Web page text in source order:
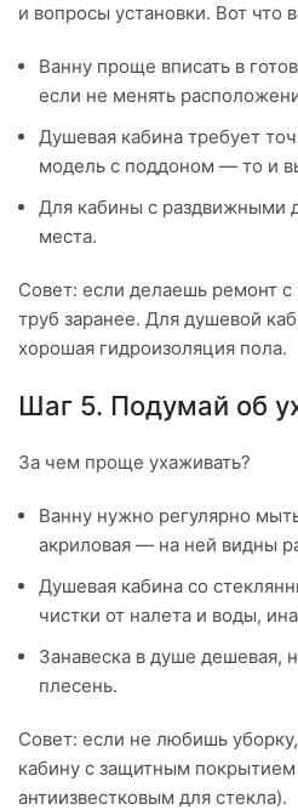
и вопросы установки. Вот что
Ванну проще вписать в
если не менять
Душевая кабина требует
модель с поддоном — то и
Для кабины с раздвижными
места.
Совет: если делаешь ремонт с
труб заранее. Для душевой
хорошая гидроизоляция пола.
Шаг 5. Подумай об
За чем проще ухаживать?
Ванну нужно регулярно
акриловая — на ней видны
Душевая кабина со
чистки от налета и воды,
Занавеска в душе дешевая,
плесень.
Совет: если не любишь
кабину с защитным
антиизвестковым для стекла).